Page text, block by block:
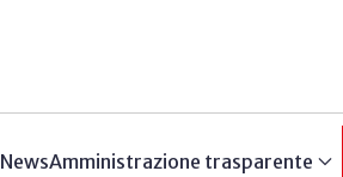
NewsAmministrazione trasparente